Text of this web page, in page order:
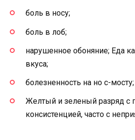
боль в носу;
боль в лоб;
нарушенное обоняние; Еда
вкуса;
болезненность на но с-мосту;
Желтый и зеленый разряд с
консистенцией, часто с